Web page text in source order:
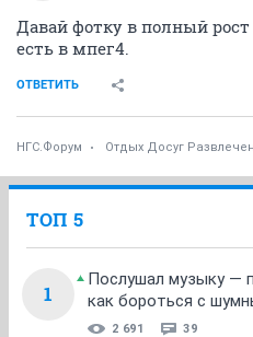
Давай фотку в полный
есть в мпег4.
ОТВЕТИТЬ
НГС.Форум Отдых Досуг
ТОП 5
1
Послушал музыку —
как бороться с
2 691 39